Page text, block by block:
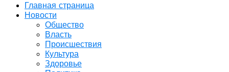
Главная страница
Новости
Общество
Власть
Происшествия
Культура
Здоровье